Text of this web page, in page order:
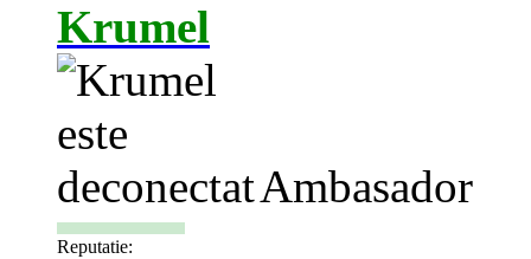
Krumel
Ambasador
Reputatie: